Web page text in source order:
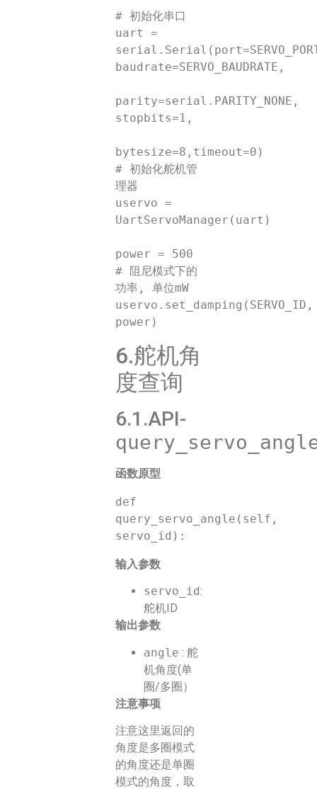
# 初始化串口
uart =
baudrate=SERVO_BAUDRATE,
parity=serial.PARITY_NONE,
stopbits=1,
bytesize=8,timeout=0)
# 初始化舵机管
理器
uservo =
UartServoManager(uart)
power = 500
# 阻尼模式下的
功率, 单位mW
uservo.set_damping(SERVO_ID,
6.舵机角
度查询
6.1.API-
函数原型
def
query_servo_angle(self,
输入参数
servo_id:
舵机ID
输出参数
angle : 舵
机角度(单
圈/多圈）
注意事项
注意这里返回的
角度是多圈模式
的角度还是单圈
模式的角度，取